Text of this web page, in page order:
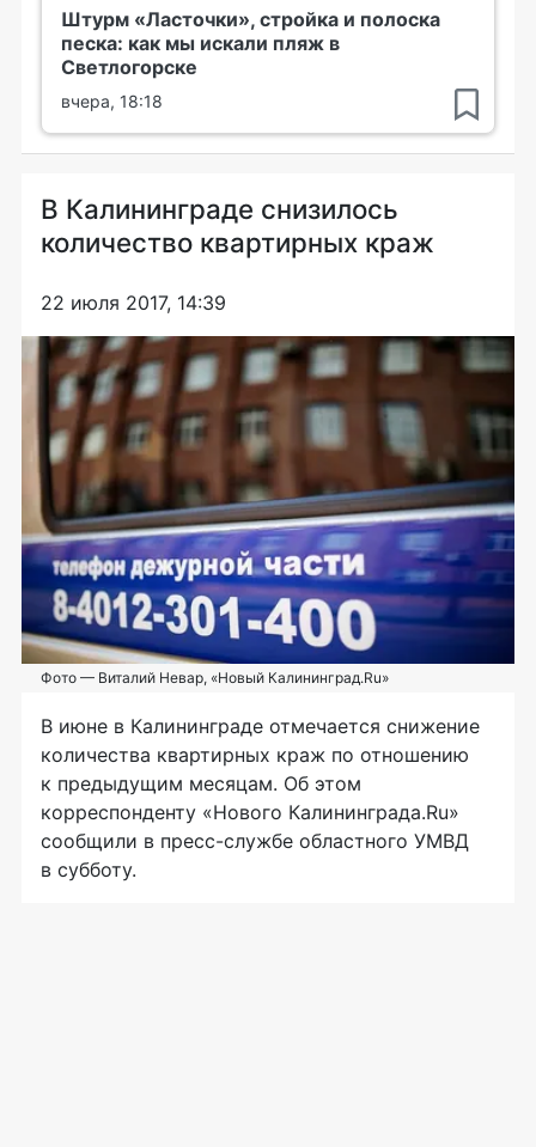
Штурм «Ласточки», стройка и полоска
песка: как мы искали пляж в
Светлогорске
вчера, 18:18
В Калининграде снизилось
количество квартирных краж
22 июля 2017, 14:39
Фото — Виталий Невар, «Новый Калининград.Ru»
В июне в Калининграде отмечается снижение
количества квартирных краж по отношению
к предыдущим месяцам. Об этом
корреспонденту «Нового Калининграда.Ru»
сообщили в пресс-службе областного УМВД
в субботу.